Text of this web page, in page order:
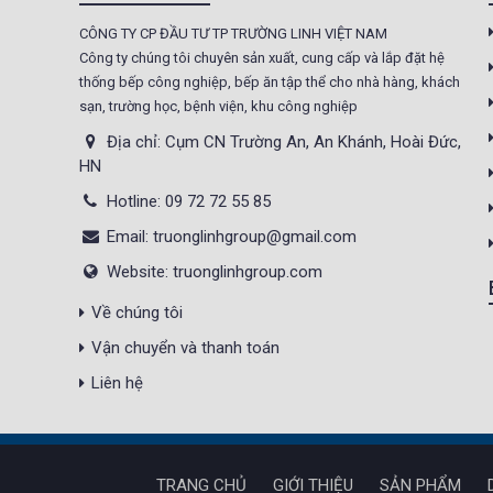
Tủ sấy công nghiệp
21.300.000 đ
20.500.000 đ
Không áp
dụng
Còn hàng
Nồi phở 30- 50- 70 Lít
Không áp
dụng
Còn hàng
GC1050
dụng
CÔNG TY CP ĐẦU TƯ TP TRƯỜNG LINH VIỆT NAM
Công ty chúng tôi chuyên sản xuất, cung cấp và lắp đặt hệ
thống bếp công nghiệp, bếp ăn tập thể cho nhà hàng, khách
sạn, trường học, bệnh viện, khu công nghiệp
Địa chỉ: Cụm CN Trường An, An Khánh, Hoài Đức,
HN
Hotline: 09 72 72 55 85
Email: truonglinhgroup@gmail.com
Website: truonglinhgroup.com
Về chúng tôi
Vận chuyển và thanh toán
Liên hệ
TRANG CHỦ GIỚI THIỆU SẢN PHẨM